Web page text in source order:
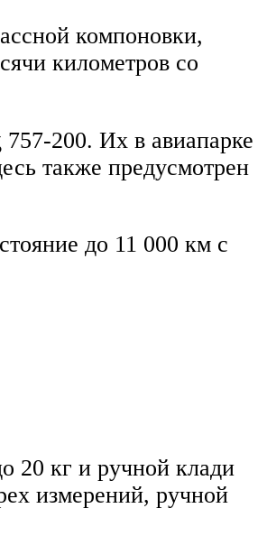
компоновки,
километров со
200. Их в авиапарке
также предусмотрен
до 11 000 км с
20 кг и ручной клади
измерений, ручной